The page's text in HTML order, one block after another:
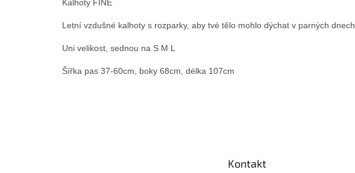
Kalhoty FINE
Letní vzdušné kalhoty s rozparky, aby tvé tělo mohlo dýchat v parných dnech
Uni velikost, sednou na S M L
Šířka pas 37-60cm, boky 68cm, délka 107cm
Kontakt